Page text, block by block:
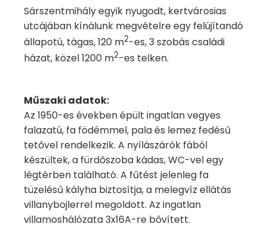
Sárszentmihály egyik nyugodt, kertvárosias
utcájában kínálunk megvételre egy felújítandó
állapotú, tágas, 120 m2-es, 3 szobás családi
házat, közel 1200 m2-es telken.
Műszaki adatok:
Az 1950-es években épült ingatlan vegyes
falazatú, fa födémmel, pala és lemez fedésű
tetővel rendelkezik. A nyílászárók fából
készültek, a fürdőszoba kádas, WC-vel egy
légtérben található. A fűtést jelenleg fa
tüzelésű kályha biztosítja, a melegvíz ellátás
villanybojlerrel megoldott. Az ingatlan
villamoshálózata 3x16A-re bővített.